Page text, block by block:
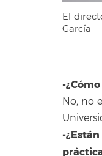
El
García
-
No, no
-